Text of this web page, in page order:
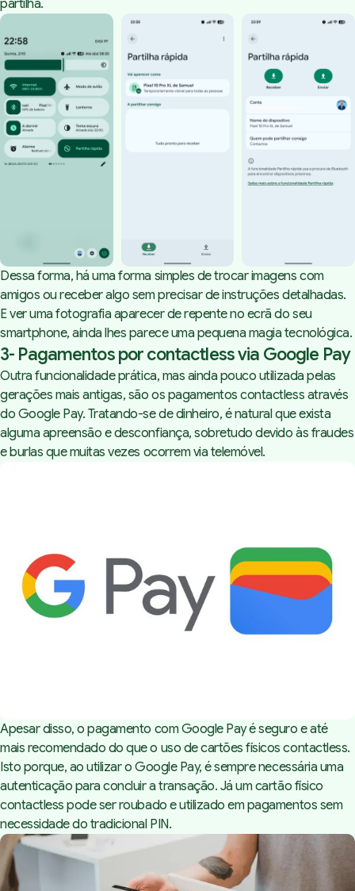
partilha.
Dessa forma, há uma forma simples de trocar imagens com
amigos ou receber algo sem precisar de instruções detalhadas.
E ver uma fotografia aparecer de repente no ecrã do seu
smartphone, ainda lhes parece uma pequena magia tecnológica.
3- Pagamentos por contactless via Google Pay
Outra funcionalidade prática, mas ainda pouco utilizada pelas
gerações mais antigas, são os pagamentoscontactless através
do Google Pay. Tratando-se de dinheiro, é natural que exista
alguma apreensão e desconfiança, sobretudo devido às fraudes
e burlas que muitas vezes ocorrem via telemóvel.
Apesar disso, o pagamento com Google Pay é seguro e até
mais recomendado do que o uso de cartões físicoscontactless.
Isto porque, ao utilizar o Google Pay, é sempre necessária uma
autenticação para concluir a transação. Já um cartão físico
contactless pode ser roubado e utilizado em pagamentos sem
necessidade do tradicional PIN.